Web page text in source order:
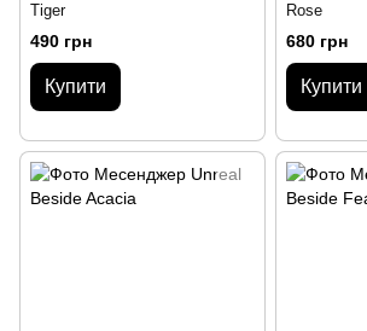
Tiger
490 грн
Купити
Rose
680 грн
Купити